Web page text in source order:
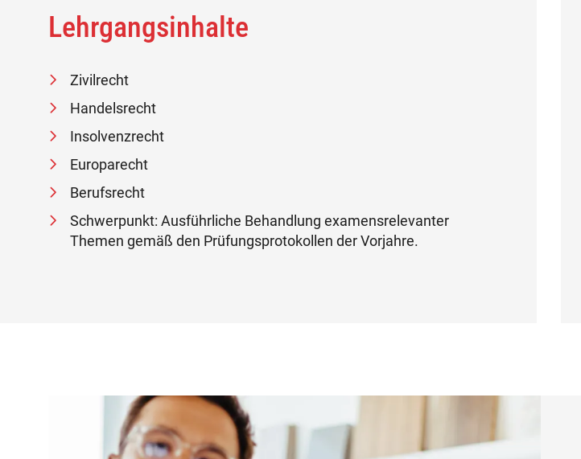
Lehrgangsinhalte
Zivilrecht
Handelsrecht
Insolvenzrecht
Europarecht
Berufsrecht
Schwerpunkt: Ausführliche Behandlung examensrelevanter
Themen gemäß den Prüfungsprotokollen der Vorjahre.